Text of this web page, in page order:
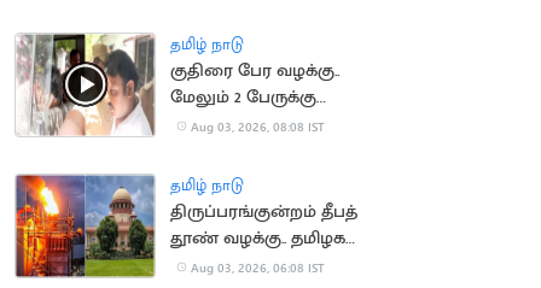
உண்டு: உயர்நீதிமன்றம்
தமிழ் நாடு
குதிரை பேர வழக்கு..
மேலும் 2 பேருக்கு
ஜாமீன்
Aug 03, 2026, 08:08 IST
தமிழ் நாடு
திருப்பரங்குன்றம் தீபத்
தூண் வழக்கு.. தமிழக
அரசுக்கு
Aug 03, 2026, 06:08 IST